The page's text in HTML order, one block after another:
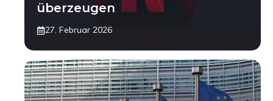
überzeugen
27. Februar 2026